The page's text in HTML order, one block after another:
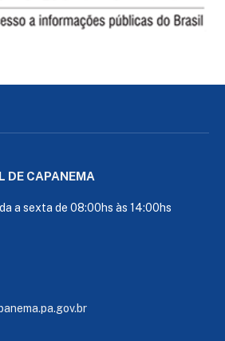
DE CAPANEMA
a sexta de 08:00hs às 14:00hs
gov.br